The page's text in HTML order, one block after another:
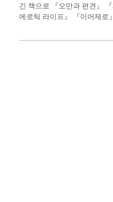
긴 책으로 『오만과 편견』
에로틱 라이프』 『이어제로